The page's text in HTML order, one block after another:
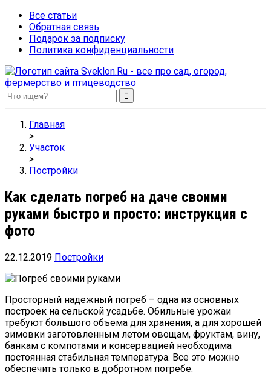
Все статьи
Обратная связь
Подарок за подписку
Политика конфиденциальности
Sveklon.Ru – все про сад, огород, фермерство и птицеводство
Главная
>
Участок
>
Постройки
Как сделать погреб на даче своими
руками быстро и просто: инструкция с
фото
22.12.2019 Постройки
Просторный надежный погреб – одна из основных
построек на сельской усадьбе. Обильные урожаи
требуют большого объема для хранения, а для хорошей
зимовки заготовленным летом овощам, фруктам, вину,
банкам с компотами и консервацией необходима
постоянная стабильная температура. Все это можно
обеспечить только в добротном погребе.